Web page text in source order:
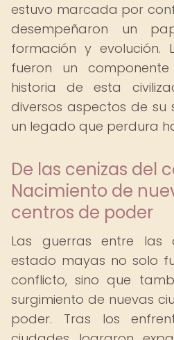
estuvo marcada por
desempeñaron un
formación y evolución.
fueron un
historia de esta
diversos aspectos de
un legado que perdura
De las cenizas del
Nacimiento de
centros de poder
Las guerras entre las
estado mayas no solo
conflicto, sino que
surgimiento de nuevas
poder. Tras los